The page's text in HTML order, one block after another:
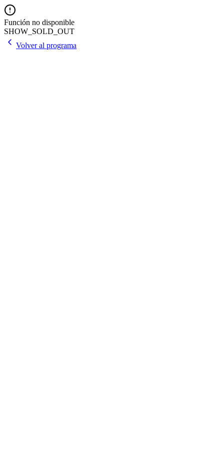
Función no disponible
SHOW_SOLD_OUT
Volver al programa